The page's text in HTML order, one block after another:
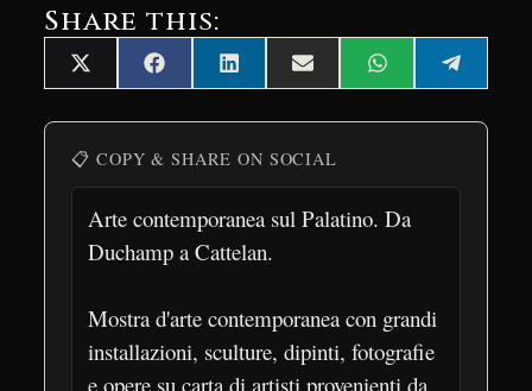
Share this:
Share
on
X
(Twitter)
Share
on
FacebookShare
on
LinkedInShare
on
Email Share
on
WhatsAppShare
on
📋 COPY & SHARE ON SOCIAL